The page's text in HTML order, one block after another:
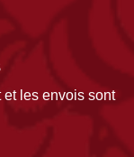
et les envois sont